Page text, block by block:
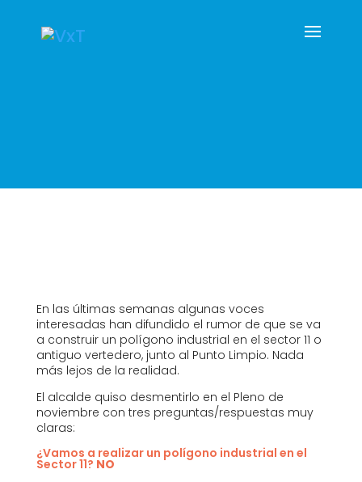
En las últimas semanas algunas voces
interesadas han difundido el rumor de que se va
a construir un polígono industrial en el sector 11 o
antiguo vertedero, junto al Punto Limpio. Nada
más lejos de la realidad.
El alcalde quiso desmentirlo en el Pleno de
noviembre con tres preguntas/respuestas muy
claras:
¿Vamos a realizar un polígono industrial en el
Sector 11? NO